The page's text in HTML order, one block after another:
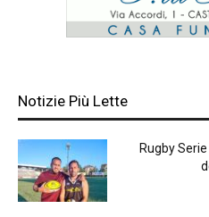
Notizie Più Lette
Rugby